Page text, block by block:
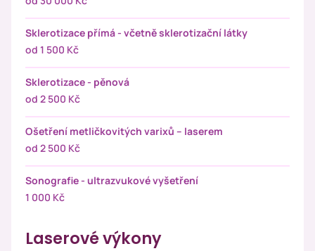
Sklerotizace přímá - včetně sklerotizační látky
od 1 500 Kč
Sklerotizace - pěnová
od 2 500 Kč
Ošetření metličkovitých varixů – laserem
od 2 500 Kč
Sonografie - ultrazvukové vyšetření
1 000 Kč
Laserové výkony